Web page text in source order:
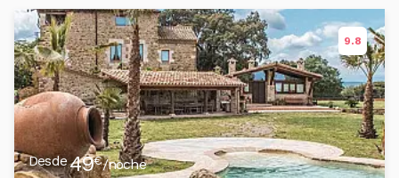
9.8
Desde49€/noche